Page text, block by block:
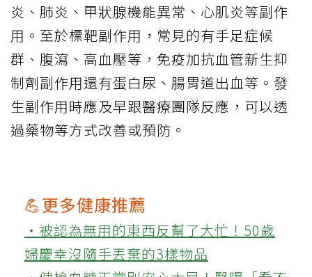
炎、肺炎、甲狀腺機能異常、心肌炎等副作
用。至於標靶副作用，常見的有手足症候
群、腹瀉、高血壓等，免疫加抗血管新生抑
制劑副作用還有蛋白尿、腸胃道出血等。發
生副作用時應及早跟醫療團隊反應，可以透
過藥物等方式改善或預防。
💪更多健康推薦
‧被認為無用的東西反幫了大忙！50歲
婦慶幸沒隨手丟棄的3樣物品